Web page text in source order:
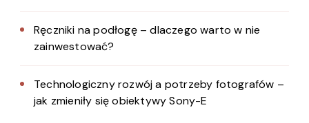
Ręczniki na podłogę – dlaczego warto w nie
zainwestować?
Technologiczny rozwój a potrzeby fotografów –
jak zmieniły się obiektywy Sony-E